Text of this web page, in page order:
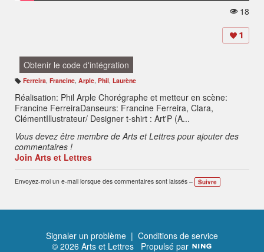
u
e
s:
18
1
Obtenir le code d'intégration
B
ali
s
e
s
:
Ferreira, Francine, Arple, Phil, Laurène
Réalisation: Phil Arple Chorégraphe et metteur en scène:
Francine FerreiraDanseurs: Francine Ferreira, Clara,
ClémentIllustrateur/ Designer t-shirt : Art'P (A...
Vous devez être membre de Arts et Lettres pour ajouter des
commentaires !
Join Arts et Lettres
Envoyez-moi un e-mail lorsque des commentaires sont laissés – Suivre
Signaler un problème | Conditions de service
© 2026 Arts et Lettres Propulsé par